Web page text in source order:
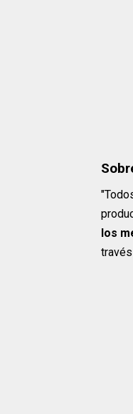
los